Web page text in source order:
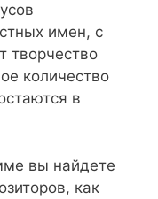
имен, с
творчество
количество
в
вы найдете
как